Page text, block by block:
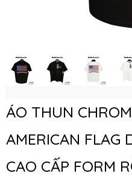
ÁO THUN
AMERICAN FLAG
CAO CẤP FORM